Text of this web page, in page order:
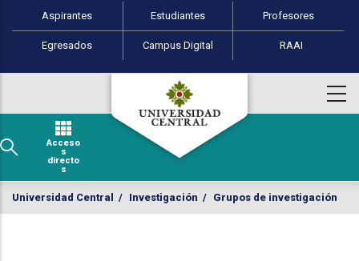
Pasar al contenido principal
Perfiles de usuario
Aspirantes Estudiantes Profesores
Egresados Campus Digital RAAI
Acceso
s
directo
s
Universidad Central / Investigación / Grupos de investigación